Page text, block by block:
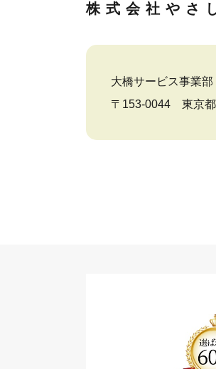
株式会社やさ
大橋サービス事業部
〒153-0044 東京都